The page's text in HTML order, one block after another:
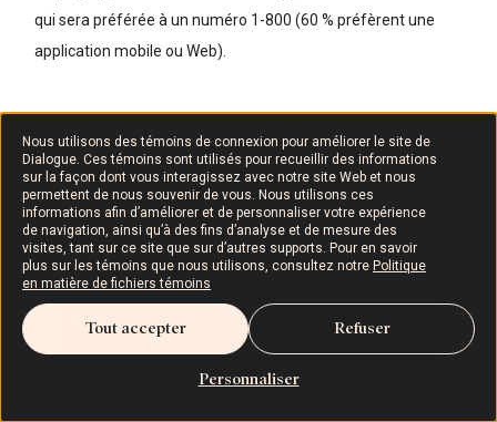
Nous utilisons des témoins de connexion pour améliorer le site de
Dialogue. Ces témoins sont utilisés pour recueillir des informations
sur la façon dont vous interagissez avec notre site Web et nous
permettent de nous souvenir de vous. Nous utilisons ces
informations afin d’améliorer et de personnaliser votre expérience
de navigation, ainsi qu’à des fins d’analyse et de mesure des
visites, tant sur ce site que sur d’autres supports. Pour en savoir
plus sur les témoins que nous utilisons, consultez notre Politique
en matière de fichiers témoins
Personnaliser
Tout accepter Refuser
qui sera préférée à un numéro 1-800 (60 % préfèrent une
application mobile ou Web).